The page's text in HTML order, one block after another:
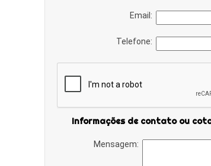
Email:
Telefone:
Informações de contato ou
Mensagem: